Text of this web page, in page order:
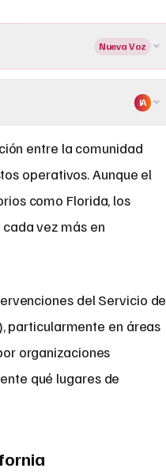
Nueva Voz
IA
entre la comunidad
operativos. Aunque el
como Florida, los
vez más en
del Servicio de
particularmente en áreas
organizaciones
qué lugares de